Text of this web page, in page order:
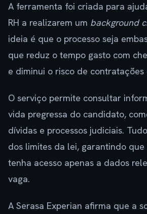
A ferramenta foi criada para
RH a realizarem um background
ideia é que o processo seja
que reduz o tempo gasto com
e diminui o risco de contratações
O serviço permite consultar
vida pregressa do candidato,
dívidas e processos judiciais.
dos limites da lei, garantindo
tenha acesso apenas a dados
vaga.
A Serasa Experian afirma que a